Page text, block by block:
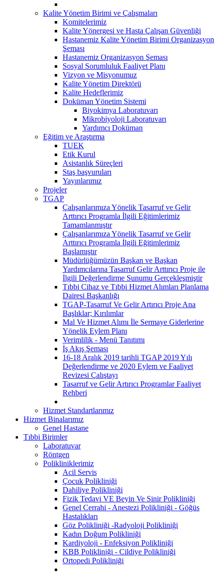
Kalite Yönetim Birimi ve Çalışmaları
Komitelerimiz
Kalite Yönergesi ve Hasta Çalışan Güvenliği
Hastanemiz Kalite Yönetim Birimi Organizasyon
Şeması
Hastanemiz Organizasyon Şeması
Sosyal Sorumluluk Faaliyet Planı
Vizyon ve Misyonumuz
Kalite Yönetim Direktörü
Kalite Hedeflerimiz
Doküman Yönetim Sistemi
Biyokimya Laboratuvarı
Mikrobiyoloji Laboratuvarı
Yardımcı Doküman
Eğitim ve Araştırma
TUEK
Etik Kurul
Asistanlık Süreçleri
Staş başvuruları
Yayınlarımız
Projeler
TGAP
Çalışanlarımıza Yönelik Tasarruf ve Gelir
Arttırıcı Programla İlgili Eğitimlerimiz
Tamamlanmıştır
Çalışanlarımıza Yönelik Tasarruf ve Gelir
Arttırıcı Programla İlgili Eğitimlerimiz
Başlamıştır
Müdürlüğümüzün Başkan ve Başkan
Yardımcılarına Tasarruf Gelir Arttırıcı Proje ile
İlgili Değerlendirme Sunumu Gerçekleşmiştir
Tıbbi Cihaz ve Tıbbi Hizmet Alımları Planlama
Dairesi Başkanlığı
TGAP-Tasarruf Ve Gelir Artırıcı Proje Ana
Başlıklar; Kırılımlar
Mal Ve Hizmet Alımı İle Sermaye Giderlerine
Yönelik Eylem Planı
Verimlilik - Menü Tanıtımı
İş Akış Şeması
16-18 Aralık 2019 tarihli TGAP 2019 Yılı
Değerlendirme ve 2020 Eylem ve Faaliyet
Revizesi Çalıştayı
Tasarruf ve Gelir Artırıcı Programlar Faaliyet
Rehberi
Hizmet Standartlarımız
Hizmet Binalarımız
Genel Hastane
Tıbbi Birimler
Laboratuvar
Röntgen
Polikliniklerimiz
Acil Servis
Çocuk Polikliniği
Dahiliye Polikliniği
Fizik Tedavi VE Beyin Ve Sinir Polikliniği
Genel Cerrahi - Anestezi Polikliniği - Göğüs
Hastalıkları
Göz Polikliniği -Radyoloji Polikliniği
Kadın Doğum Polikliniği
Kardiyoloji - Enfeksiyon Polikliniği
KBB Polikliniği - Cildiye Polikliniği
Ortopedi Polikliniği